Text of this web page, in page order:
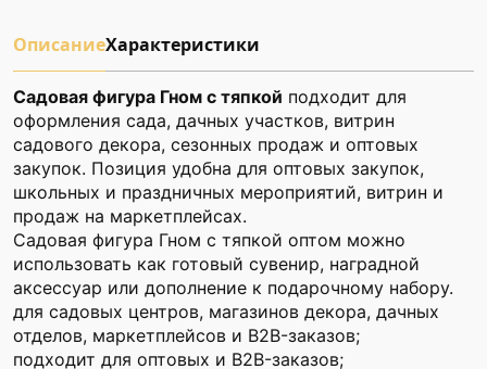
ОписаниеХарактеристики
Садовая фигура Гном с тяпкой подходит для
оформления сада, дачных участков, витрин
садового декора, сезонных продаж и оптовых
закупок. Позиция удобна для оптовых закупок,
школьных и праздничных мероприятий, витрин и
продаж на маркетплейсах.
Садовая фигура Гном с тяпкой оптом можно
использовать как готовый сувенир, наградной
аксессуар или дополнение к подарочному набору.
для садовых центров, магазинов декора, дачных
отделов, маркетплейсов и B2B-заказов;
подходит для оптовых и B2B-заказов;